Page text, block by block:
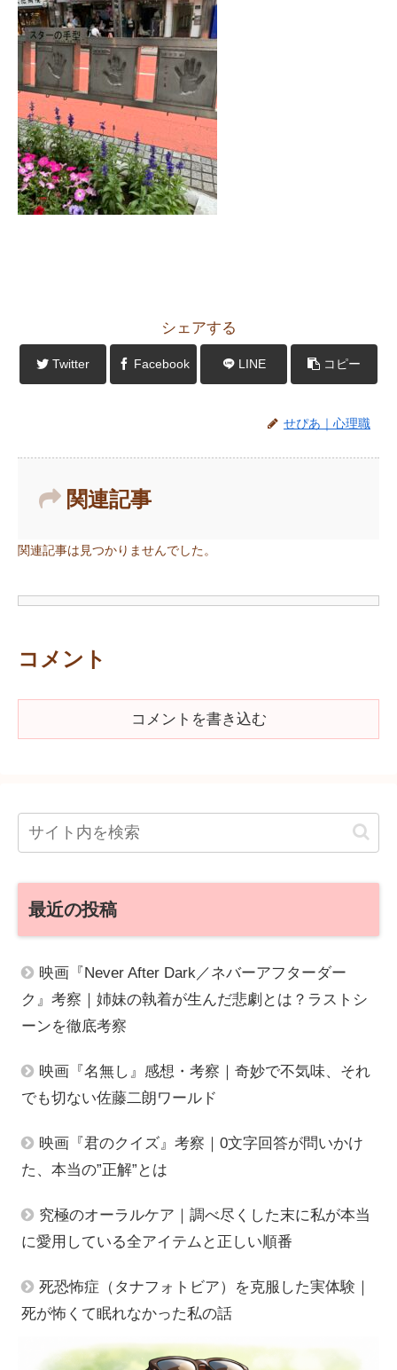
シェアする
Twitter Facebook LINE コピー
せぴあ｜心理職
関連記事
関連記事は見つかりませんでした。
コメント
コメントを書き込む
最近の投稿
映画『Never After Dark／ネバーアフターダー
ク』考察｜姉妹の執着が生んだ悲劇とは？ラストシ
ーンを徹底考察
映画『名無し』感想・考察｜奇妙で不気味、それ
でも切ない佐藤二朗ワールド
映画『君のクイズ』考察｜0文字回答が問いかけ
た、本当の”正解”とは
究極のオーラルケア｜調べ尽くした末に私が本当
に愛用している全アイテムと正しい順番
死恐怖症（タナフォトビア）を克服した実体験｜
死が怖くて眠れなかった私の話